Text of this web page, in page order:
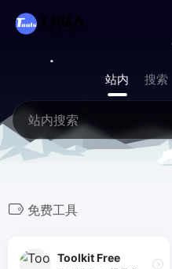
站内 搜索
免费工具
Toolkit Free